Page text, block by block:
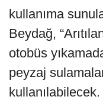
kullanıma
Beydağ,
otobüs
peyzaj